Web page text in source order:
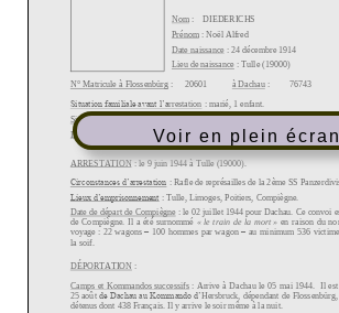
Voir en plein écran